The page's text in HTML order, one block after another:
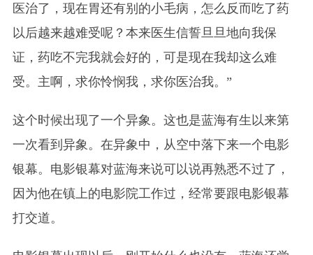
医治了，现在胃还有别的小毛病，怎么反而吃了药
以后越来越难受呢？本来医生信誓旦旦地向我保
证，药吃不完我就会好的，可是现在我却这么难
受。主啊，求你怜悯我，求你医治我。”
这个时候出现了一个异象。这也是蓝海有生以来第
一次看到异象。在异象中，从空中落下来一个电影
银幕。电影银幕对蓝海来说可以说再熟悉不过了，
因为他在镇上的电影院工作过，经常要跟电影银幕
打交道。